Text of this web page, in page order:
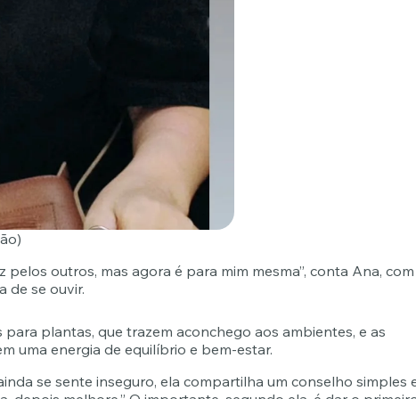
pelos outros, mas agora é para mim mesma”, conta Ana,
de se ouvir.
plantas, que trazem aconchego aos ambientes, e as
uma energia de equilíbrio e bem-estar.
se sente inseguro, ela compartilha um conselho simples